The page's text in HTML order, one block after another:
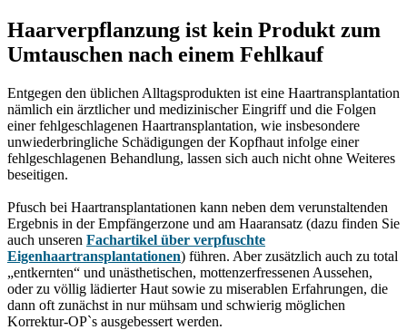
Haarverpflanzung ist kein Produkt zum
Umtauschen nach einem Fehlkauf
Entgegen den üblichen Alltagsprodukten ist eine Haartransplantation
nämlich ein ärztlicher und medizinischer Eingriff und die Folgen
einer fehlgeschlagenen Haartransplantation, wie insbesondere
unwiederbringliche Schädigungen der Kopfhaut infolge einer
fehlgeschlagenen Behandlung, lassen sich auch nicht ohne Weiteres
beseitigen.
Pfusch bei Haartransplantationen kann neben dem verunstaltenden
Ergebnis in der Empfängerzone und am Haaransatz (dazu finden Sie
auch unseren Fachartikel über verpfuschte
Eigenhaartransplantationen) führen. Aber zusätzlich auch zu total
„entkernten“ und unästhetischen, mottenzerfressenen Aussehen,
oder zu völlig lädierter Haut sowie zu miserablen Erfahrungen, die
dann oft zunächst in nur mühsam und schwierig möglichen
Korrektur-OP`s ausgebessert werden.